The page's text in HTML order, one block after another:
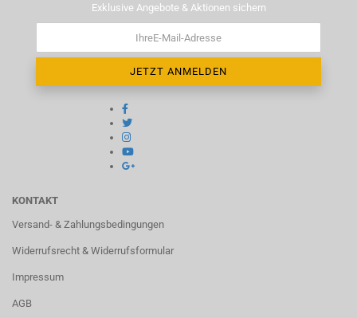
Exklusive Angebote & Aktionen sichern
KONTAKT
Versand- & Zahlungsbedingungen
Widerrufsrecht & Widerrufsformular
Impressum
AGB